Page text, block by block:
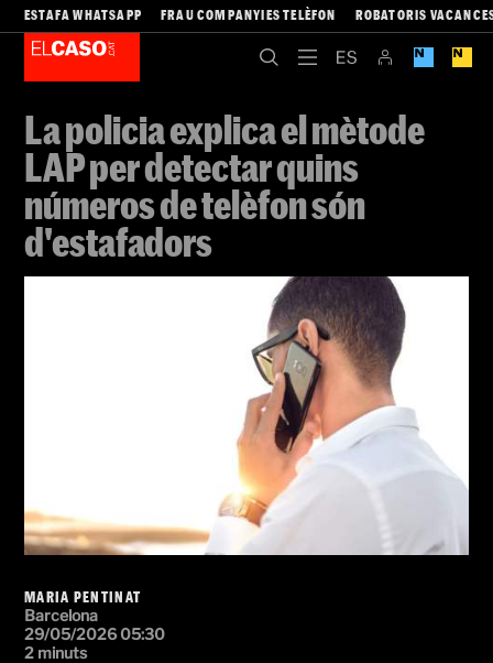
ESTAFA WHATSAPP FRAU COMPANYIES TELÈFON ROBATORIS
La policia explica el mètode
LAP per detectar quins
números de telèfon són
d'estafadors
MARIA PENTINAT
Barcelona
29/05/2026 05:30
2 minuts